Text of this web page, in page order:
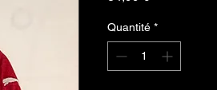
Quantité *